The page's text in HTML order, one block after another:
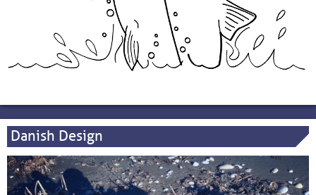
Danish Design